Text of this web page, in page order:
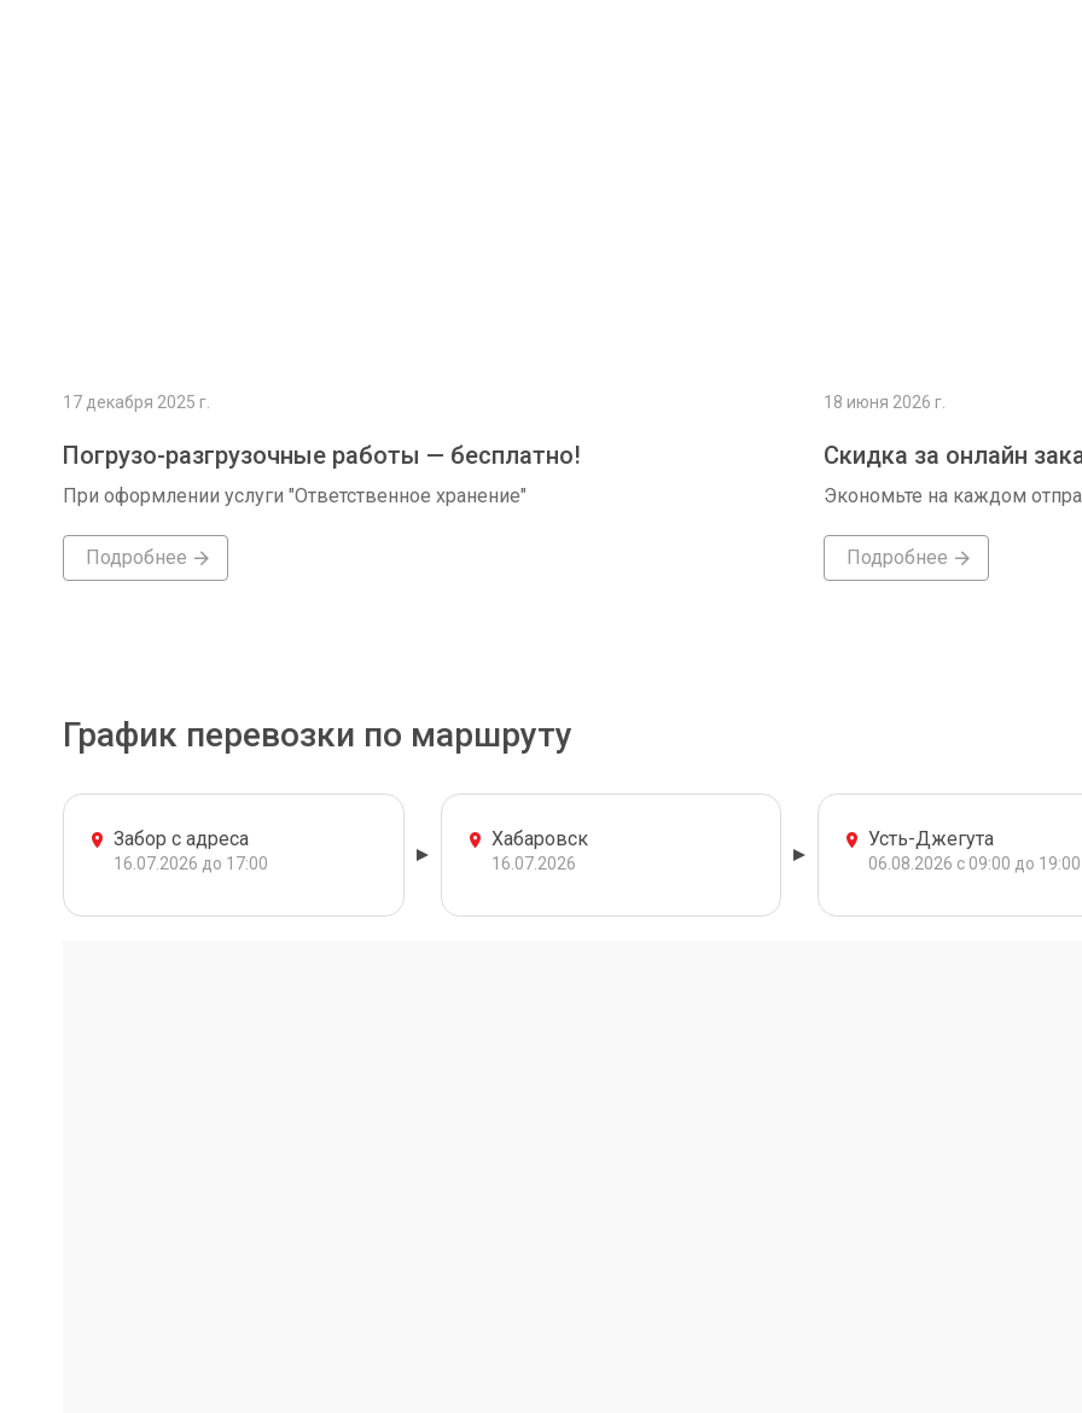
17 декабря 2025 г.
Погрузо-разгрузочные работы — бесплатно!
При оформлении услуги "Ответственное хранение"
Подробнее
18 июня 2026 г.
Скидка за онлайн
Экономьте на каждом
Подробнее
График перевозки по маршруту
Забор с адреса
16.07.2026 до 17:00
Хабаровск
16.07.2026
Усть-Джегута
06.08.2026 с 09:00 до 19:00